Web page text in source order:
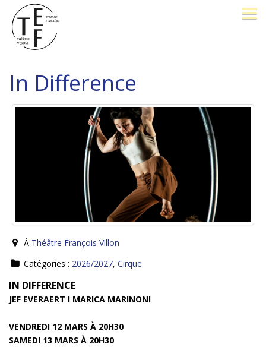
OPÉRA PROMENADE
PÔLE D'EXCELLENCE
AVEC VOUS
INFOS
In Difference
À Théâtre François Villon
Catégories : 2026/2027, Cirque
IN DIFFERENCE
JEF EVERAERT I MARICA MARINONI
VENDREDI 12 MARS À 20H30
SAMEDI 13 MARS À 20H30